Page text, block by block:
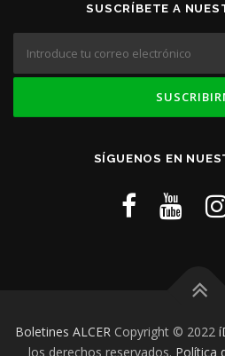
SUSCRÍBETE A
SÍGUENOS EN
Boletines ALCER Copyright © 2022
los derechos reservados. Política